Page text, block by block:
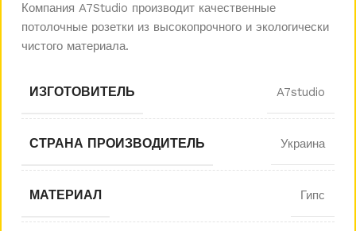
Компания A7Studio производит качественные
потолочные розетки из высокопрочного и экологически
чистого материала.
ИЗГОТОВИТЕЛЬ A7studio
СТРАНА ПРОИЗВОДИТЕЛЬ Украина
МАТЕРИАЛ Гипс